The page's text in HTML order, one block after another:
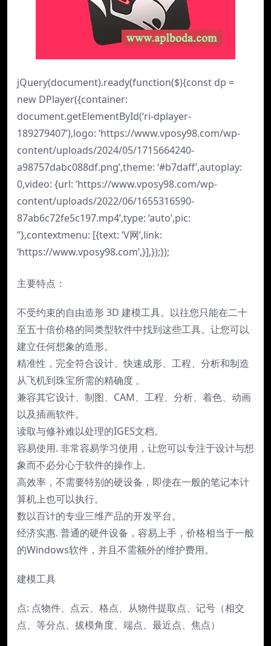
jQuery(document).ready(function($){const dp =
new DPlayer({container:
document.getElementById(‘ri-dplayer-
189279407’),logo: ‘https://www.vposy98.com/wp-
content/uploads/2024/05/1715664240-
a98757dabc088df.png’,theme: ‘#b7daff’,autoplay:
0,video: {url: ‘https://www.vposy98.com/wp-
content/uploads/2022/06/1655316590-
87ab6c72fe5c197.mp4’,type: ‘auto’,pic:
”},contextmenu: [{text: ‘V网’,link:
‘https://www.vposy98.com’,}],});});
主要特点：
不受约束的自由造形 3D 建模工具。以往您只能在二十
至五十倍价格的同类型软件中找到这些工具。让您可以
建立任何想象的造形。
精准性，完全符合设计、快速成形、工程、分析和制造
从飞机到珠宝所需的精确度 。
兼容其它设计、制图、CAM、工程、分析、着色、动画
以及插画软件。
读取与修补难以处理的IGES文档。
容易使用. 非常容易学习使用，让您可以专注于设计与想
象而不必分心于软件的操作上.
高效率，不需要特别的硬设备，即使在一般的笔记本计
算机上也可以执行。
数以百计的专业三维产品的开发平台。
经济实惠. 普通的硬件设备，容易上手，价格相当于一般
的Windows软件，并且不需额外的维护费用。
建模工具
点: 点物件、点云、格点、从物件提取点、记号（相交
点、等分点、拔模角度、端点、最近点、焦点）